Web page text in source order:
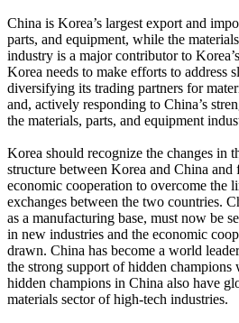
China is Korea’s largest export and
parts, and equipment, while the
industry is a major contributor to
Korea needs to make efforts to address
diversifying its trading partners for
and, actively responding to China’s
the materials, parts, and equipment
Korea should recognize the changes in
structure between Korea and China
economic cooperation to overcome the
exchanges between the two countries.
as a manufacturing base, must now be
in new industries and the economic
drawn. China has become a world
the strong support of hidden champions
hidden champions in China also have
materials sector of high-tech industries.